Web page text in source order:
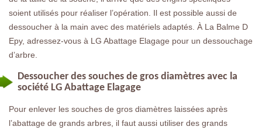
soient utilisés pour réaliser l’opération. Il est possible aussi de
dessoucher à la main avec des matériels adaptés. À La Balme D
Epy, adressez-vous à LG Abattage Elagage pour un dessouchage
d’arbre.
Dessoucher des souches de gros diamètres avec la
société LG Abattage Elagage
Pour enlever les souches de gros diamètres laissées après
l’abattage de grands arbres, il faut aussi utiliser des grands